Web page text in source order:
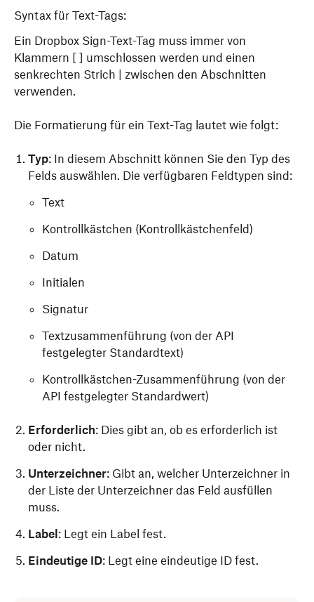
Syntax für Text-Tags:
Ein Dropbox Sign-Text-Tag muss immer von
Klammern [ ] umschlossen werden und einen
senkrechten Strich | zwischen den Abschnitten
verwenden.
Die Formatierung für ein Text-Tag lautet wie folgt:
Typ: In diesem Abschnitt können Sie den Typ des
Felds auswählen. Die verfügbaren Feldtypen sind:
Text
Kontrollkästchen (Kontrollkästchenfeld)
Datum
Initialen
Signatur
Textzusammenführung (von der API
festgelegter Standardtext)
Kontrollkästchen-Zusammenführung (von der
API festgelegter Standardwert)
Erforderlich: Dies gibt an, ob es erforderlich ist
oder nicht.
Unterzeichner: Gibt an, welcher Unterzeichner in
der Liste der Unterzeichner das Feld ausfüllen
muss.
Label : Legt ein Label fest.
Eindeutige ID: Legt eine eindeutige ID fest.